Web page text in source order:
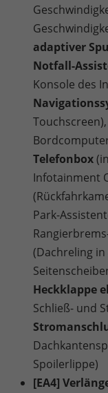
adaptiver
Notfall-
Konsole des
Touchscreen),
Telefonbox
Infotainment
Park-
(Dachreling
Heckklappe
Schließ- und
Spoilerlippe)
[EA4]